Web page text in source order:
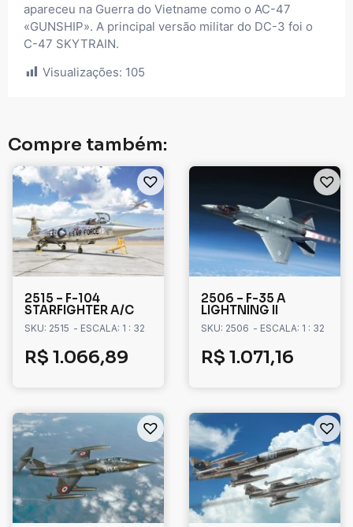
apareceu na Guerra do Vietname como o AC-47
«GUNSHIP». A principal versão militar do DC-3 foi o
C-47 SKYTRAIN.
Visualizações: 105
Compre também:
2515 – F-104
STARFIGHTER A/C
SKU: 2515 - ESCALA: 1 : 32
R$ 1.066,89
2506 – F-35 A
LIGHTNING II
SKU: 2506 - ESCALA: 1 : 32
R$ 1.071,16